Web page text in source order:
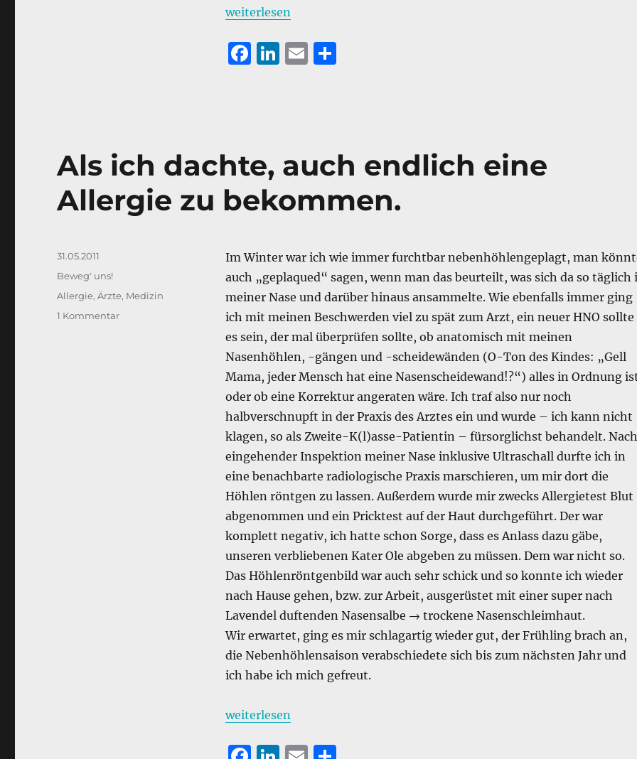
„Der Junge und die Beikost.“
weiterlesen
F
o
o
k
Li
I
n
E T
Als ich dachte, auch endlich eine
Allergie zu bekommen.
Im Winter war ich wie immer furchtbar nebenhöhlengeplagt, man
auch „geplaqued“ sagen, wenn man das beurteilt, was sich da so täglich
meiner Nase und darüber hinaus ansammelte. Wie ebenfalls immer ging
ich mit meinen Beschwerden viel zu spät zum Arzt, ein neuer HNO sollte
es sein, der mal überprüfen sollte, ob anatomisch mit meinen
Nasenhöhlen, -gängen und -scheidewänden (O-Ton des Kindes: „Gell
Mama, jeder Mensch hat eine Nasenscheidewand!?“) alles in Ordnung
oder ob eine Korrektur angeraten wäre. Ich traf also nur noch
halbverschnupft in der Praxis des Arztes ein und wurde – ich kann nicht
klagen, so als Zweite-K(l)asse-Patientin – fürsorglichst behandelt. Nach
eingehender Inspektion meiner Nase inklusive Ultraschall durfte ich in
eine benachbarte radiologische Praxis marschieren, um mir dort die
Höhlen röntgen zu lassen. Außerdem wurde mir zwecks Allergietest Blut
abgenommen und ein Pricktest auf der Haut durchgeführt. Der war
komplett negativ, ich hatte schon Sorge, dass es Anlass dazu gäbe,
unseren verbliebenen Kater Ole abgeben zu müssen. Dem war nicht so.
Das Höhlenröntgenbild war auch sehr schick und so konnte ich wieder
nach Hause gehen, bzw. zur Arbeit, ausgerüstet mit einer super nach
Lavendel duftenden Nasensalbe → trockene Nasenschleimhaut.
Wir erwartet, ging es mir schlagartig wieder gut, der Frühling brach an,
die Nebenhöhlensaison verabschiedete sich bis zum nächsten Jahr und
ich habe ich mich gefreut.
„Als ich dachte, auch endlich eine Allergie zu bekommen.“
weiterlesen
Veröffentlicht
31.05.2011
Kategorien
Beweg' uns!
Schlagwörter
Allergie,Ärzte, Medizin
1 Kommentarzu